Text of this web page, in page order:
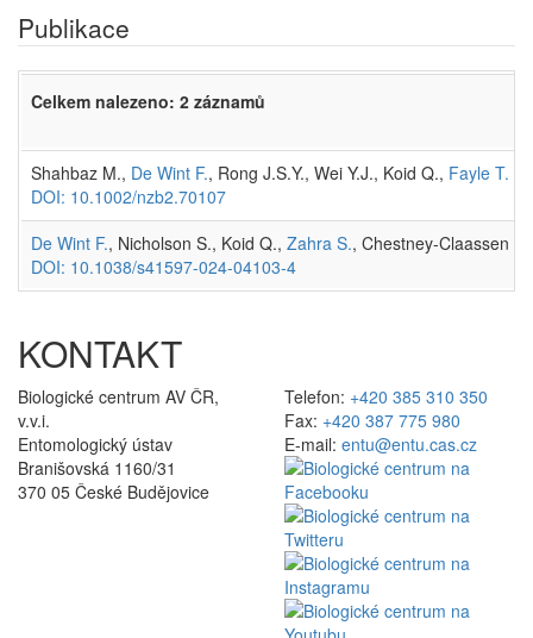
Publikace
Celkem nalezeno: 2 záznamů
Shahbaz M., De Wint F., Rong J.S.Y., Wei Y.J., Koid Q., Fayle T. M.
DOI: 10.1002/nzb2.70107
De Wint F., Nicholson S., Koid Q., Zahra S., Chestney-Claassen
DOI: 10.1038/s41597-024-04103-4
KONTAKT
Biologické centrum AV ČR,
v.v.i.
Entomologický ústav
Branišovská 1160/31
370 05 České Budějovice
Telefon: +420 385 310 350
Fax: +420 387 775 980
E-mail: entu@entu.cas.cz